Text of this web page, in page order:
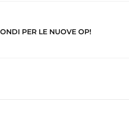
PER LE NUOVE OP!